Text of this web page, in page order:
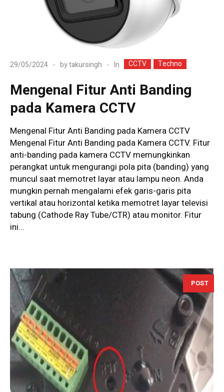
29/05/2024 bytakursingh In CCTV Techno
Mengenal Fitur Anti Banding
pada Kamera CCTV
Mengenal Fitur Anti Banding pada Kamera CCTV
Mengenal Fitur Anti Banding pada Kamera CCTV. Fitur
anti-banding pada kamera CCTV memungkinkan
perangkat untuk mengurangi pola pita (banding) yang
muncul saat memotret layar atau lampu neon. Anda
mungkin pernah mengalami efek garis-garis pita
vertikal atau horizontal ketika memotret layar televisi
tabung (Cathode Ray Tube/CTR) atau monitor. Fitur
ini...
POST